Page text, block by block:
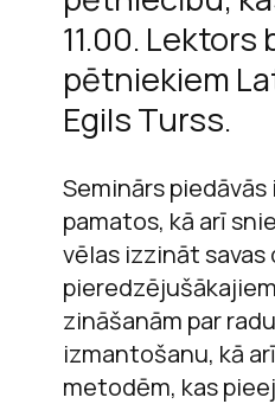
11.00.
pētniekiem
Egils Turss.
Seminārs
pamatos, kā arī
vēlas izzināt
zināšanām par
izmantošanu, kā
metodēm, kas